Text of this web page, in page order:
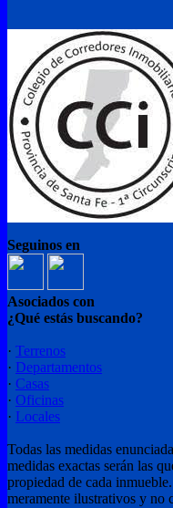
Seguinos en
Asociados con
¿Qué estás buscando?
· Terrenos
· Departamentos
· Casas
· Oficinas
· Locales
Todas las medidas
medidas exactas serán las
propiedad de cada
meramente ilustrativos y no